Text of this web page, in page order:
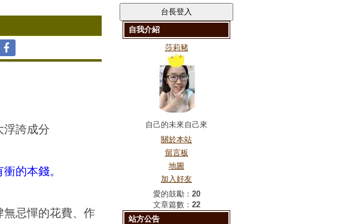
浮誇成分
的本錢。
無忌憚的花費、作
自我介紹
莎莉豬
自己的未來自己來
關於本站
留言板
地圖
加入好友
愛的鼓勵： 20
文章篇數： 22
站方公告